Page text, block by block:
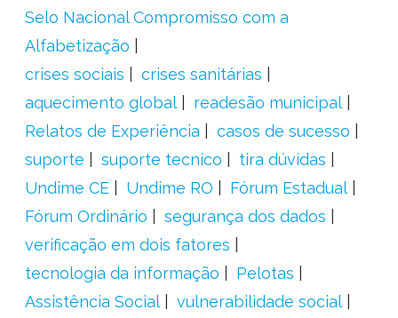
Selo Nacional Compromisso com a
Alfabetização
crises sociais
crises sanitárias
aquecimento global
readesão municipal
Relatos de Experiência
casos de sucesso
suporte
suporte tecnico
tira dúvidas
Undime CE
Undime RO
Fórum Estadual
Fórum Ordinário
segurança dos dados
verificação em dois fatores
tecnologia da informação
Pelotas
Assistência Social
vulnerabilidade social